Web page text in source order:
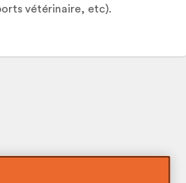
vétérinaire, etc).